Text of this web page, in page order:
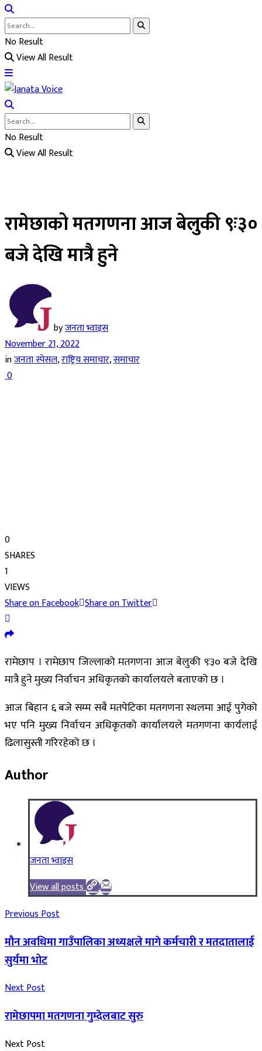
No Result
View All Result
No Result
View All Result
रामेछाको मतगणना आज बेलुकी ९ः३०
बजे देखि मात्रै हुने
byजनता भ्वाइस
November 21, 2022
inजनता स्पेसल,राष्ट्रिय समाचार,समाचार
0
0
SHARES
1
VIEWS
Share on Facebook Share on Twitter
रामेछाप । रामेछाप जिल्लाको मतगणना आज बेलुकी ९ः३० बजे देखि
मात्रै हुने मुख्य निर्वाचन अधिकृतको कार्यालयले बताएको छ ।
आज बिहान ६ बजे सम्म सबै मतपेटिका मतगणना स्थलमा आई पुगेको
भए पनि मुख्य निर्वाचन अधिकृतको कार्यालयले मतगणना कार्यलाई
ढिलासुस्ती गरिरहेको छ ।
Author
जनता भ्वाइस
View all posts
Previous Post
मौन अवधिमा गाउँपालिका अध्यक्षले मागे कर्मचारी र मतदातालाई
सुर्यमा भोट
Next Post
रामेछापमा मतगणना गुम्देलबाट सुरु
Next Post